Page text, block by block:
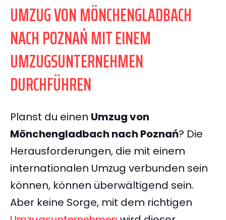
UMZUG VON MÖNCHENGLADBACH
NACH POZNAŃ MIT EINEM
UMZUGSUNTERNEHMEN
DURCHFÜHREN
Planst du einen Umzug von
Mönchengladbach nach Poznań? Die
Herausforderungen, die mit einem
internationalen Umzug verbunden sein
können, können überwältigend sein.
Aber keine Sorge, mit dem richtigen